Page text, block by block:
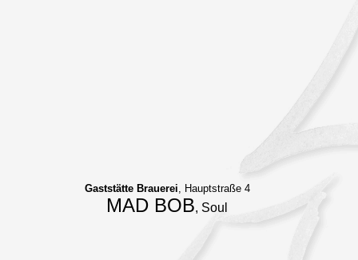
Gaststätte Brauerei, Hauptstraße 4
MAD BOB, Soul